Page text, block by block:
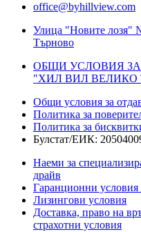
office@byhillview.com
Улица "Новите лозя"
Търново
ОБЩИ УСЛОВИЯ
"ХИЛ ВИЛ ВЕЛИКО
Общи условия за
Политика за
Политика за
Булстат/ЕИК:
Наеми за
драйв
Гаранционни условия
Лизингови условия
Доставка, право на
страхотни условия